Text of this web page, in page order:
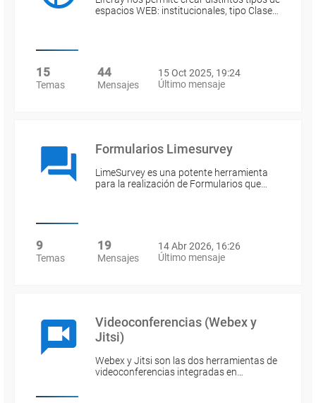
espacios WEB: institucionales, tipo Clase…
15
Temas
44
Mensajes
15 Oct 2025, 19:24
Último mensaje
Formularios Limesurvey
LimeSurvey es una potente herramienta
para la realización de Formularios que…
9
Temas
19
Mensajes
14 Abr 2026, 16:26
Último mensaje
Videoconferencias (Webex y
Jitsi)
Webex y Jitsi son las dos herramientas de
videoconferencias integradas en…